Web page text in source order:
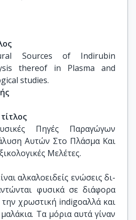
Sources of Indirubin
thereof in Plasma and
studies.
Πηγές Παραγώγων
Αυτών Στο Πλάσμα Και
Μελέτες.
αλκαλοειδείς ενώσεις δι-
φυσικά σε διάφορα
χρωστική indigoαλλά και
Τα μόρια αυτά γίναν